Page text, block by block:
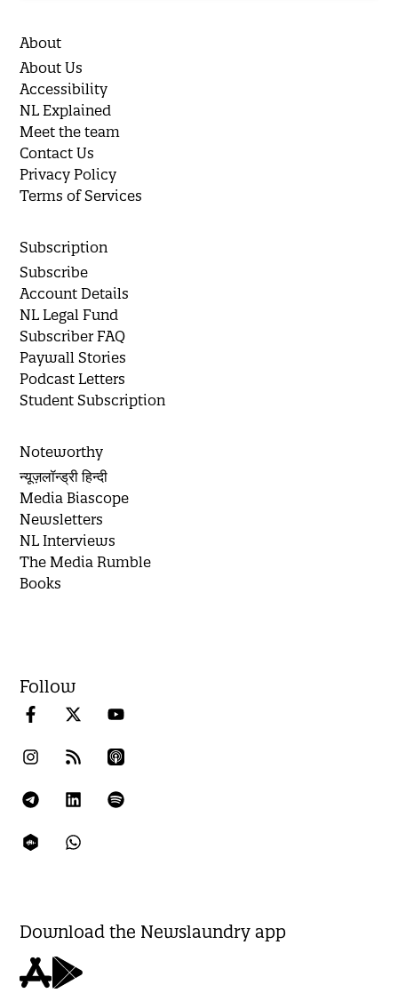
About
About Us
Accessibility
NL Explained
Meet the team
Contact Us
Privacy Policy
Terms of Services
Subscription
Subscribe
Account Details
NL Legal Fund
Subscriber FAQ
Paywall Stories
Podcast Letters
Student Subscription
Noteworthy
न्यूज़लॉन्ड्री हिन्दी
Media Biascope
Newsletters
NL Interviews
The Media Rumble
Books
Follow
Download the Newslaundry app